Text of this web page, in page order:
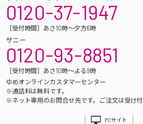
0120-37-1947
［受付時間］あさ10時～夕方6時
サニー
0120-93-8851
［受付時間］あさ10時～よる9時
ゆめオンラインカスタマーセンター
※通話料は無料です。
※ネット専用のお問合せ先です。ご注文は受け付
PCサイト